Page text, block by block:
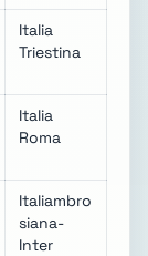
Italia
Triestina
Italia
Roma
Italiambro
siana-
Inter